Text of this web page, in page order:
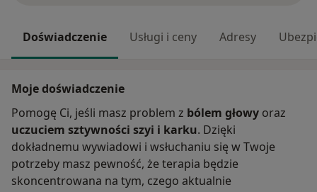
Doświadczenie Usługi i ceny Adresy
Moje doświadczenie
Pomogę Ci, jeśli masz problem z bólem głowy oraz
uczuciem sztywności szyi i karku. Dzięki
dokładnemu wywiadowi i wsłuchaniu się w Twoje
potrzeby masz pewność, że terapia będzie
skoncentrowana na tym, czego aktualnie